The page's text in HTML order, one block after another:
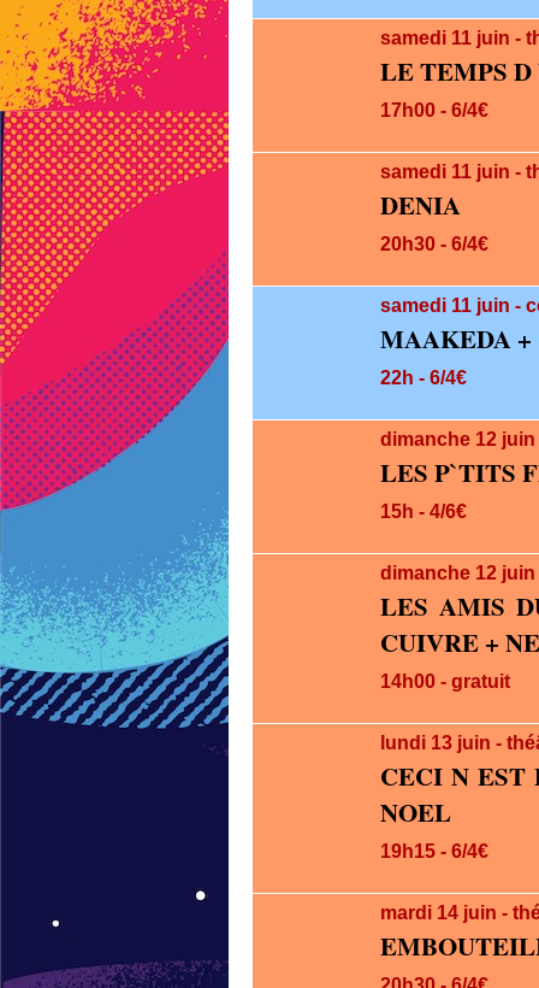
samedi 11 juin -
LE TEMPS
17h00 - 6/4€
samedi 11 juin -
DENIA
20h30 - 6/4€
samedi 11 juin -
MAAKEDA
22h - 6/4€
dimanche 12 juin
LES P`TITS
15h - 4/6€
dimanche 12 juin
LES AMIS
CUIVRE +
14h00 - gratuit
lundi 13 juin -
CECI N EST
NOEL
19h15 - 6/4€
mardi 14 juin -